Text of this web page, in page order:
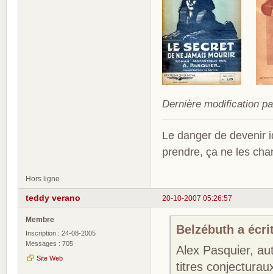
Dernière modification
Le danger de devenir
prendre, ça ne les
Hors ligne
20-10-2007 05:26:57
teddy verano
Membre
Inscription : 24-08-2005
Messages : 705
Site Web
Belzébuth a
Alex Pasquier,
titres